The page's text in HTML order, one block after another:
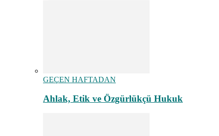
GEÇEN HAFTADAN
Ahlak, Etik ve Özgürlükçü Hukuk